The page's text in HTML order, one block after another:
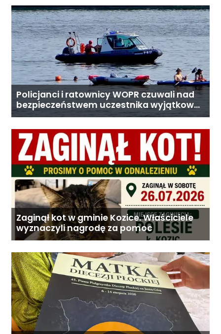
Policjanci i ratownicy WOPR czuwali nad
bezpieczeństwem uczestnika wyjątkowej
wyprawy
Zaginął kot w gminie Kozice. Właściciele
wyznaczyli nagrodę za pomoc